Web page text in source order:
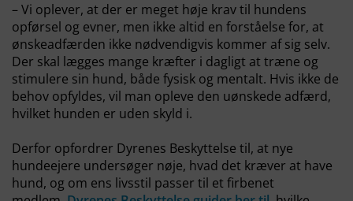
– Vi oplever, at der er meget høje krav til hundens
opførsel og evner, men ikke altid en forståelse for, at
ønskeadfærden ikke nødvendigvis kommer af sig selv.
Der skal lægges mange kræfter i dagligt at træne og
stimulere sin hund, både fysisk og mentalt. Hvis ikke de
behov opfyldes, vil man opleve den uønskede adfærd,
hvilket hunden er uden skyld i.
Derfor opfordrer Dyrenes Beskyttelse til, at nye
hundeejere undersøger nøje, hvad det kræver at have
hund, og om ens livsstil passer til et firbenet